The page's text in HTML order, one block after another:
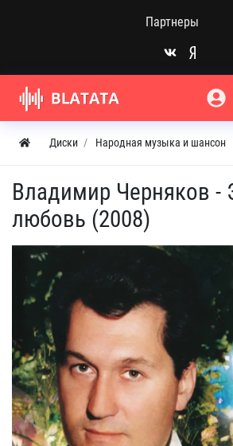
Партнеры
Диски Народная музыка и шансон
Владимир Черняков -
любовь (2008)